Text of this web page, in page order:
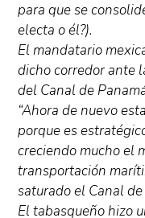
para que se
electa o él?).
El mandatario
dicho corredor ante
del Canal de
“Ahora de nuevo
porque es
creciendo mucho el
transportación
saturado el Canal
El tabasqueño hizo